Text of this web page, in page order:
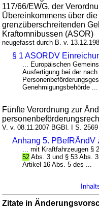
117/66/EWG, der
Übereinkommens über
grenzüberschreitenden
Kraftomnibussen (ASOR)
neugefasst durch B. v.
§ 1 ASORDV
... Europäischen
Ausfertigung bei der
Genehmigungsbehörde ...
Fünfte Verordnung zur
V. v. 08.11.2007 BGBl. I S. 2569
Anhang 5. PBefRÄndV
... mit Kraftfahrzeugen §
52 Abs. 3 und § 53 Abs.
Artikel 16 Abs. 5 des ...
Zitate in